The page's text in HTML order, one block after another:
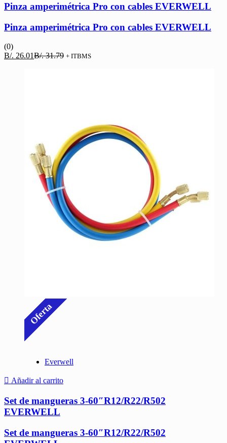
Pinza amperimétrica Pro con cables EVERWELL
Pinza amperimétrica Pro con cables EVERWELL
(0)
B/. 26.01El
B/.31.79 El
+ ITBMS
Oferta
Everwell
Añadir al carrito
Set de mangueras 3-60″R12/R22/R502
EVERWELL
Set de mangueras 3-60″R12/R22/R502